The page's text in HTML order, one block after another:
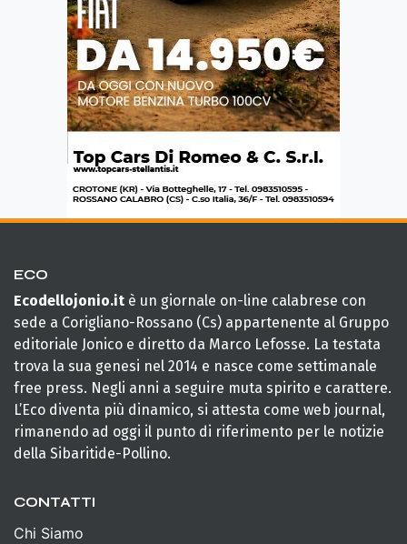
ECO
Ecodellojonio.it è un giornale on-line calabrese con
sede a Corigliano-Rossano (Cs) appartenente al Gruppo
editoriale Jonico e diretto da Marco Lefosse. La testata
trova la sua genesi nel 2014 e nasce come settimanale
free press. Negli anni a seguire muta spirito e carattere.
L’Eco diventa più dinamico, si attesta come web journal,
rimanendo ad oggi il punto di riferimento per le notizie
della Sibaritide-Pollino.
CONTATTI
Chi Siamo